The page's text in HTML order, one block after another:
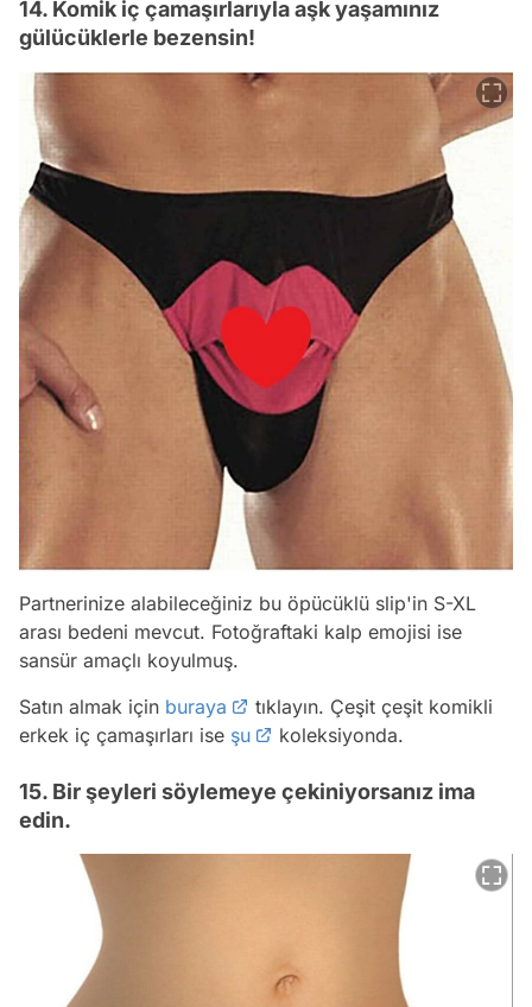
14. Komik iç çamaşırlarıyla aşk yaşamınız
gülücüklerle bezensin!
Partnerinize alabileceğiniz bu öpücüklü slip'in S-XL
arası bedeni mevcut. Fotoğraftaki kalp emojisi ise
sansür amaçlı koyulmuş.
Satın almak için buraya
tıklayın. Çeşit çeşit komikli
erkek iç çamaşırları ise şu koleksiyonda.
15. Bir şeyleri söylemeye çekiniyorsanız ima
edin.